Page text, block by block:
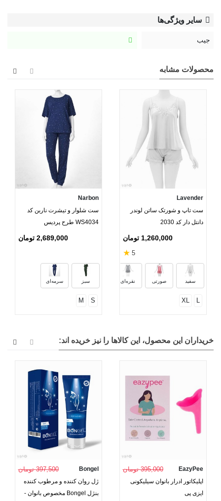
سایر ویژگی‌ها
جیب
محصولات مشابه
Lavender
ست تاپ و شورتک ساتن لوندر
دانتل دار کد 2030
1,260,000 تومان
5
★
سفید صورتی نقره‌ای
سرمه‌ای
L
XL
Narbon
ست شلوار و تیشرت ناربن کد
WS4034 طرح پردیس
2,689,000 تومان
سبز سرمه‌ای
S
M
خریداران این محصول، این کالاها را نیز خریده اند:
EazyPee 395,000 تومان
اپلیکاتور ادرار بانوان سیلیکونی
ایزی پی
Bongel 397,500 تومان
ژل روان کننده و مرطوب کننده
بنژل Bongel مخصوص بانوان -